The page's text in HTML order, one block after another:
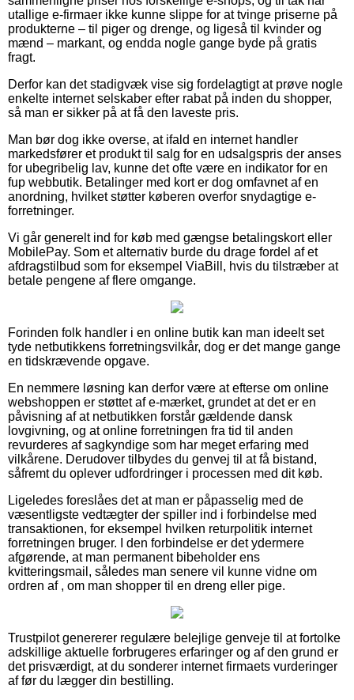
utallige e-firmaer ikke kunne slippe for at tvinge priserne på
produkterne – til piger og drenge, og ligeså til kvinder og
mænd – markant, og endda nogle gange byde på gratis
fragt.
Derfor kan det stadigvæk vise sig fordelagtigt at prøve nogle
enkelte internet selskaber efter rabat på inden du shopper,
så man er sikker på at få den laveste pris.
Man bør dog ikke overse, at ifald en internet handler
markedsfører et produkt til salg for en udsalgspris der anses
for ubegribelig lav, kunne det ofte være en indikator for en
fup webbutik. Betalinger med kort er dog omfavnet af en
anordning, hvilket støtter køberen overfor snydagtige e-
forretninger.
Vi går generelt ind for køb med gængse betalingskort eller
MobilePay. Som et alternativ burde du drage fordel af et
afdragstilbud som for eksempel ViaBill, hvis du tilstræber at
betale pengene af flere omgange.
Forinden folk handler i en online butik kan man ideelt set
tyde netbutikkens forretningsvilkår, dog er det mange gange
en tidskrævende opgave.
En nemmere løsning kan derfor være at efterse om online
webshoppen er støttet af e-mærket, grundet at det er en
påvisning af at netbutikken forstår gældende dansk
lovgivning, og at online forretningen fra tid til anden
revurderes af sagkyndige som har meget erfaring med
vilkårene. Derudover tilbydes du genvej til at få bistand,
såfremt du oplever udfordringer i processen med dit køb.
Ligeledes foreslåes det at man er påpasselig med de
væsentligste vedtægter der spiller ind i forbindelse med
transaktionen, for eksempel hvilken returpolitik internet
forretningen bruger. I den forbindelse er det ydermere
afgørende, at man permanent bibeholder ens
kvitteringsmail, således man senere vil kunne vidne om
ordren af , om man shopper til en dreng eller pige.
Trustpilot genererer regulære belejlige genveje til at fortolke
adskillige aktuelle forbrugeres erfaringer og af den grund er
det prisværdigt, at du sonderer internet firmaets vurderinger
af før du lægger din bestilling.